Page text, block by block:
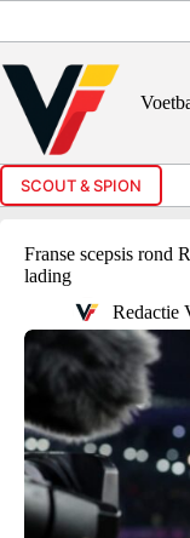
inhoud
SCOUT & SPION
Franse scepsis rond
lading
Redactie